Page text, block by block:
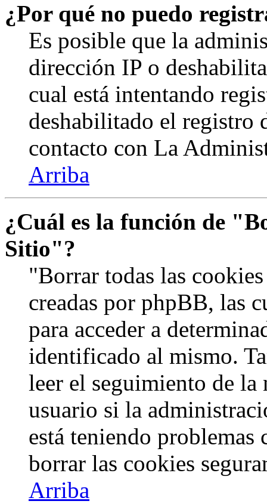
¿Por qué no puedo
Es posible que la
dirección IP o
cual está intentando
deshabilitado el registro
contacto con La
Arriba
¿Cuál es la función de
Sitio"?
"Borrar todas las
creadas por phpBB, las
para acceder a
identificado al mismo.
leer el seguimiento de
usuario si la
está teniendo
borrar las cookies
Arriba